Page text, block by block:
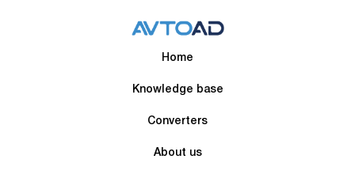
Home
Knowledge base
Converters
About us